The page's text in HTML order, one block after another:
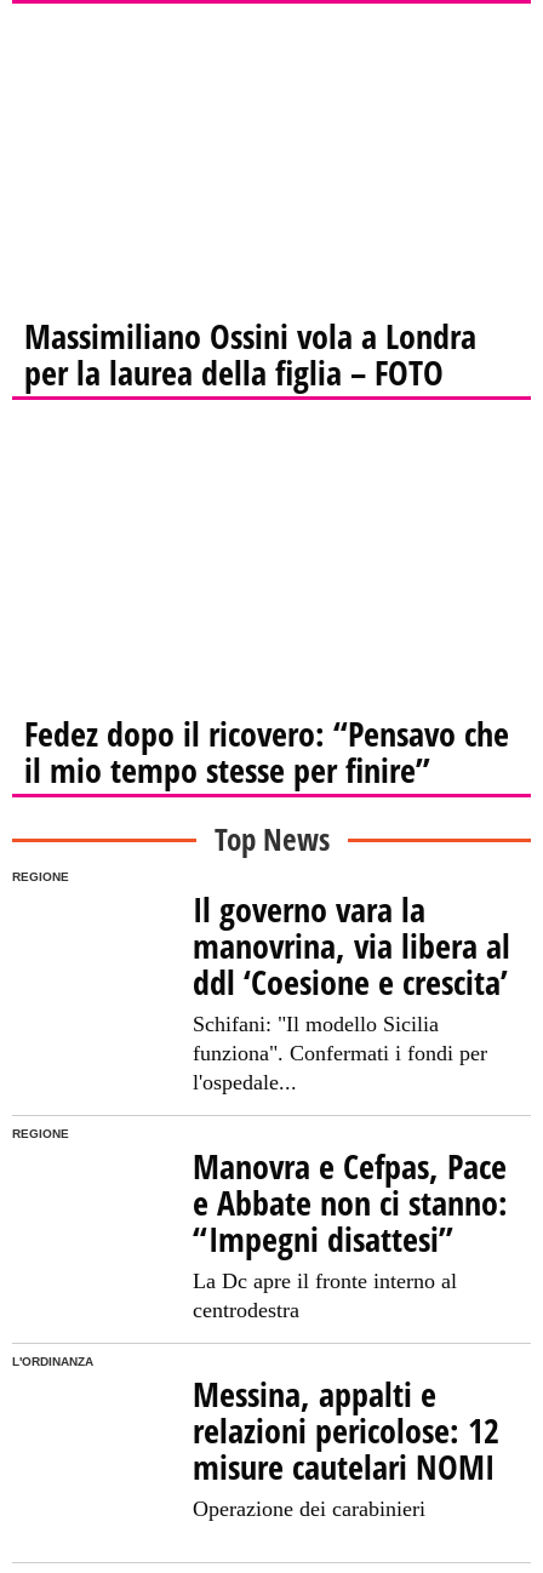
Massimiliano Ossini vola a Londra
per la laurea della figlia – FOTO
Fedez dopo il ricovero: “Pensavo che
il mio tempo stesse per finire”
Top News
REGIONE
Il governo vara la
manovrina, via libera al
ddl ‘Coesione e crescita’
Schifani: "Il modello Sicilia
funziona". Confermati i fondi per
l'ospedale...
REGIONE
Manovra e Cefpas, Pace
e Abbate non ci stanno:
“Impegni disattesi”
La Dc apre il fronte interno al
centrodestra
L'ORDINANZA
Messina, appalti e
relazioni pericolose: 12
misure cautelari NOMI
Operazione dei carabinieri